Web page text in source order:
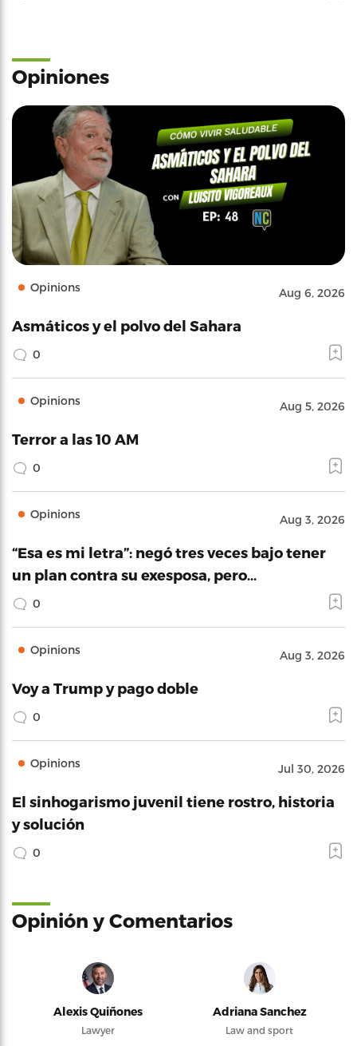
Opiniones
Opinions Aug 6, 2026
Asmáticos y el polvo del Sahara
0
Opinions Aug 5, 2026
Terror a las 10 AM
0
Opinions Aug 3, 2026
“Esa es mi letra”: negó tres veces bajo tener
un plan contra su exesposa, pero…
0
Opinions Aug 3, 2026
Voy a Trump y pago doble
0
Opinions Jul 30, 2026
El sinhogarismo juvenil tiene rostro, historia
y solución
0
Opinión y Comentarios
Alexis Quiñones
Lawyer
Adriana Sanchez
Law and sport